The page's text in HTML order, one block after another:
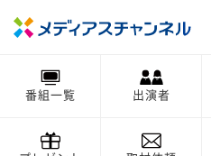
番組一覧 出演者